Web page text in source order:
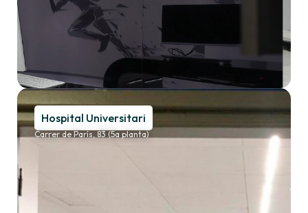
Hospital Universitari
Carrer de París, 83 (5a planta)